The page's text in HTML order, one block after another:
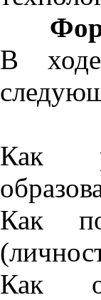
В
Как
Как
Как